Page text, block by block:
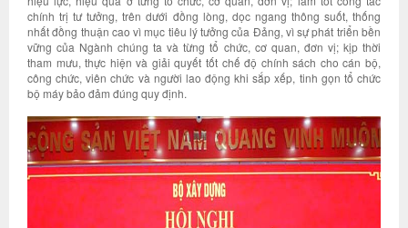
chính trị tư tưởng, trên dưới đồng lòng, dọc ngang thông suốt, thống
nhất đồng thuận cao vì mục tiêu lý tưởng của Đảng, vì sự phát triển bền
vững của Ngành chúng ta và từng tổ chức, cơ quan, đơn vị; kịp thời
tham mưu, thực hiện và giải quyết tốt chế độ chính sách cho cán bộ,
công chức, viên chức và người lao động khi sắp xếp, tinh gọn tổ chức
bộ máy bảo đảm đúng quy định.